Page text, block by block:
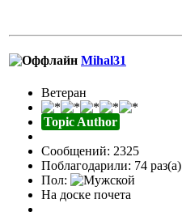
Mihal31
Ветеран
Topic Author
Сообщений: 2325
Поблагодарили: 74 раз(а)
Пол:
На доске почета